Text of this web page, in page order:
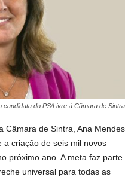
candidata do PS/Livre à Câmara de Sintra
Câmara de Sintra, Ana Mendes
a criação de seis mil novos
próximo ano. A meta faz parte
universal para todas as